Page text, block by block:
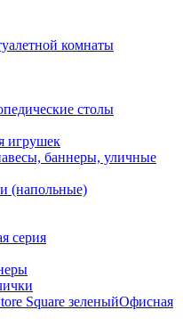
комнаты
столы
игрушек
баннеры, уличные
(напольные)
серия
Офисная